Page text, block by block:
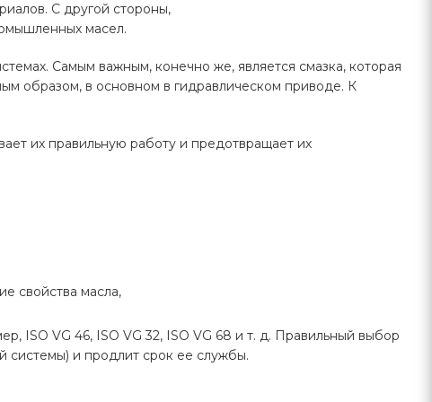
С другой стороны,
масел.
Самым важным, конечно же, является смазка, которая
образом, в основном в гидравлическом приводе. К
их правильную работу и предотвращает их
свойства масла,
ISO VG 46, ISO VG 32, ISO VG 68 и т. д. Правильный выбор
и продлит срок ее службы.